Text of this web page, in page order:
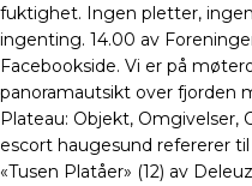
fuktighet. Ingen pletter,
ingenting. 14.00 av
Facebookside. Vi er på
panoramautsikt over fjorden
Plateau: Objekt,
escort haugesund refererer
«Tusen Platåer» (12) av